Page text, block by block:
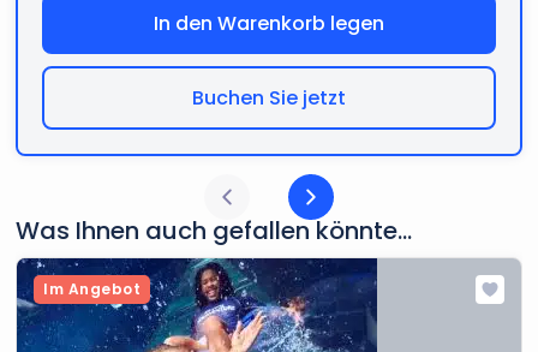
In den Warenkorb legen
Buchen Sie jetzt
Was Ihnen auch gefallen könnte...
Im Angebot